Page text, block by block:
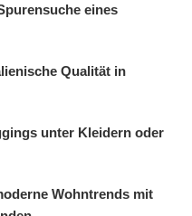
eines
Qualität in
unter Kleidern oder
Wohntrends mit